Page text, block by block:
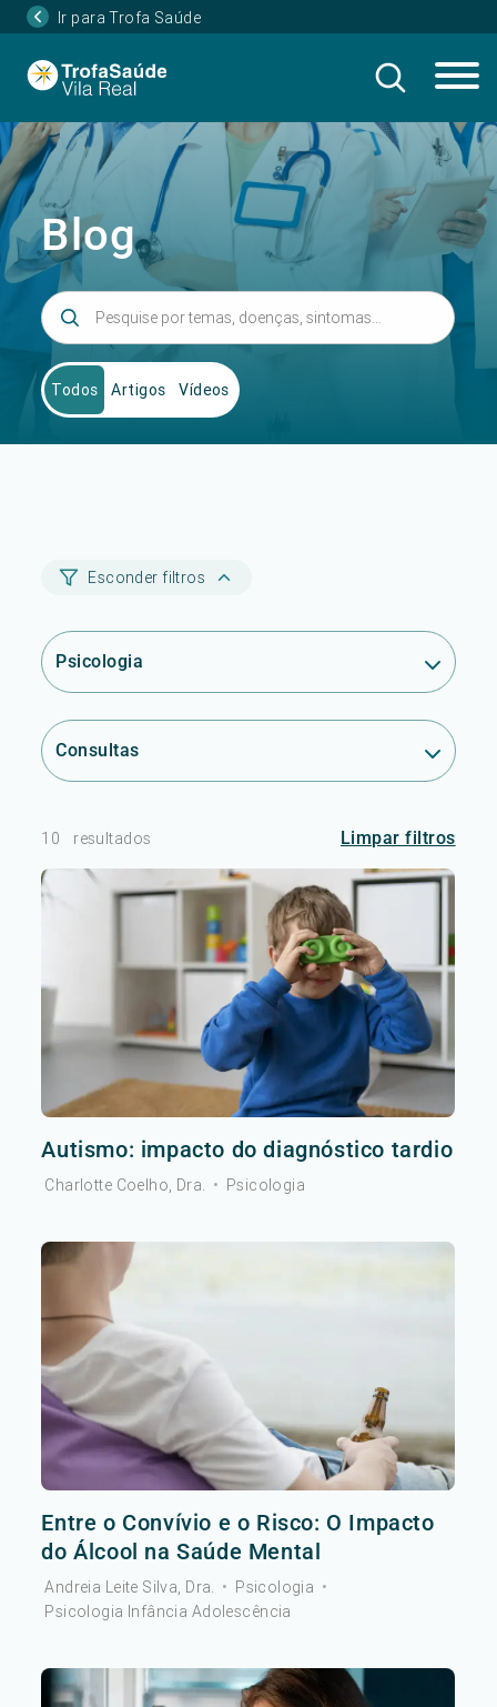
Ir para Trofa Saúde
Blog
Todos Artigos Vídeos
Esconder filtros
Psicologia
Consultas
10 resultados Limpar filtros
Autismo: impacto do diagnóstico tardio
Charlotte Coelho, Dra. • Psicologia
Entre o Convívio e o Risco: O Impacto
do Álcool na Saúde Mental
Andreia Leite Silva, Dra. • Psicologia •
Psicologia Infância Adolescência